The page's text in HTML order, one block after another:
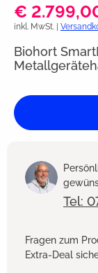
€
inkl. MwSt. |
Biohort
Tel:
Fragen zum
Extra-Deal